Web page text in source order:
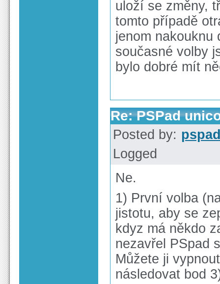
uloží se změny,
tomto případě
jenom nakouknu
současné volby
bylo dobré mít
Re: PSPad
Posted by:
Logged
Ne.
1) První volba
jistotu, aby se
kdyz má někdo
nezavřel PSpad
Můžete ji
následovat bod